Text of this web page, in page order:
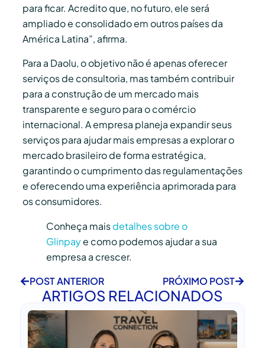
para ficar. Acredito que, no futuro, ele será
ampliado e consolidado em outros países da
América Latina”, afirma.
Para a Daolu, o objetivo não é apenas oferecer
serviços de consultoria, mas também contribuir
para a construção de um mercado mais
transparente e seguro para o comércio
internacional. A empresa planeja expandir seus
serviços para ajudar mais empresas a explorar o
mercado brasileiro de forma estratégica,
garantindo o cumprimento das regulamentações
e oferecendo uma experiência aprimorada para
os consumidores.
Conheça maisdetalhes sobre o
Glinpaye como podemos ajudar a sua
empresa a crescer.
POST ANTERIOR
PRÓXIMO POST
ARTIGOS RELACIONADOS